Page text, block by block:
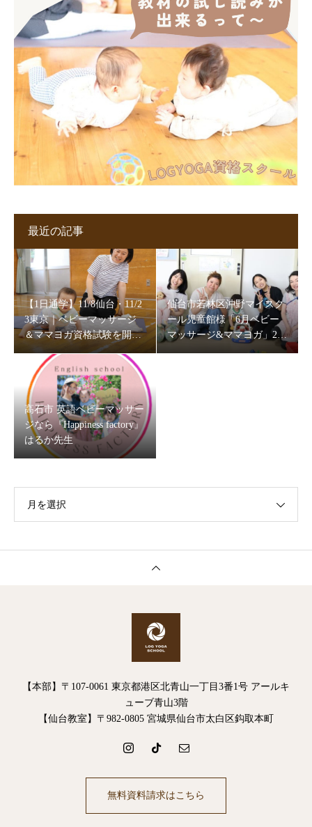
最近の記事
【1日通学】11/8仙台・11/2
3東京｜ベビーマッサージ
＆ママヨガ資格試験を開催
します
仙台市若林区沖野マイスク
ール児童館様「6月ベビー
マッサージ&ママヨガ」202
高石市 英語ベビーマッサー
ジなら『Happiness factory』
はるか先生
月を選択
【本部】〒107-0061 東京都港区北青山一丁目3番1号 アールキ
ューブ青山3階
【仙台教室】〒982-0805 宮城県仙台市太白区鈎取本町
無料資料請求はこちら